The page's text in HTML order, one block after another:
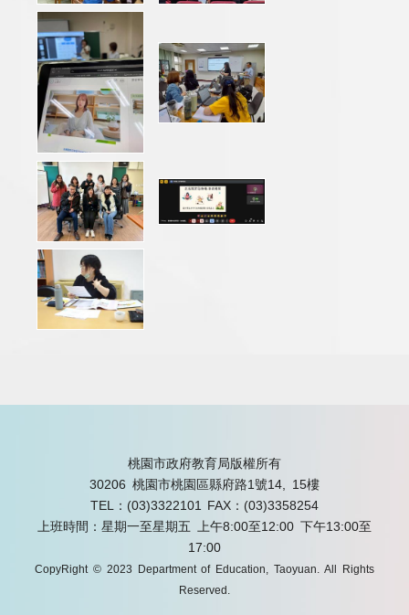
桃園市政府教育局版權所有
30206 桃園市桃園區縣府路1號14, 15樓
TEL：(03)3322101 FAX：(03)3358254
上班時間：星期一至星期五 上午8:00至12:00 下午13:00至
17:00
CopyRight © 2023 Department of Education, Taoyuan. All Rights
Reserved.